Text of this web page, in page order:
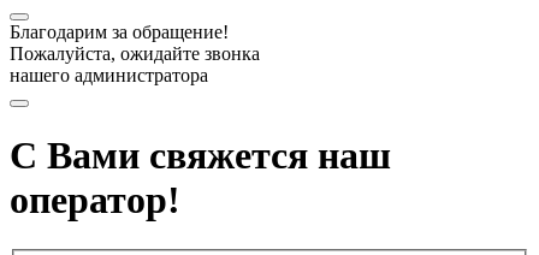
Благодарим за обращение!
Пожалуйста, ожидайте звонка
нашего администратора
С Вами свяжется наш
оператор!